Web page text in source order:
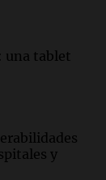
una tablet
y